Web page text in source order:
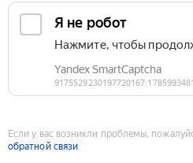
Если у вас возникли проблемы,
обратной связи